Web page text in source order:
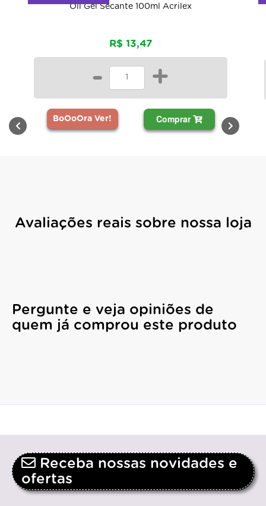
Oil Gel Secante 100ml Acrilex
R$ 13,47
- +
BoOoOra Ver! Comprar
Avaliações reais sobre nossa loja
Pergunte e veja opiniões de
quem já comprou este produto
Receba nossas novidades e
ofertas